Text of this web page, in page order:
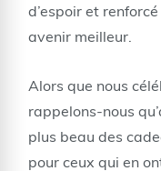
d’espoir et
avenir meilleur.
Alors que nous
rappelons-nous
plus beau des
pour ceux qui en